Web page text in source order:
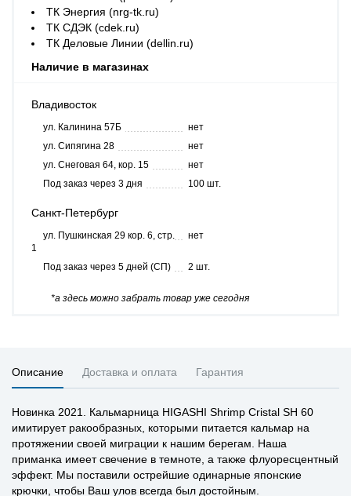
ТК Энергия (nrg-tk.ru)
ТК СДЭК (cdek.ru)
ТК Деловые Линии (dellin.ru)
Наличие в магазинах
Владивосток
ул. Калинина 57Б
нет
ул. Сипягина 28
нет
ул. Снеговая 64, кор. 15
нет
Под заказ через 3 дня
100 шт.
Санкт-Петербург
ул. Пушкинская 29 кор. 6, стр.
1
нет
Под заказ через 5 дней (СП) 2 шт.
*а здесь можно забрать товар уже сегодня
Описание Доставка и оплата Гарантия
Новинка 2021. Кальмарница HIGASHI Shrimp Cristal SH 60
имитирует ракообразных, которыми питается кальмар на
протяжении своей миграции к нашим берегам. Наша
приманка имеет свечение в темноте, а также флуоресцентный
эффект. Мы поставили острейшие одинарные японские
крючки, чтобы Ваш улов всегда был достойным.